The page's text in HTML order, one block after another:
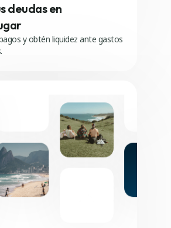
deudas en
y obtén liquidez ante gastos